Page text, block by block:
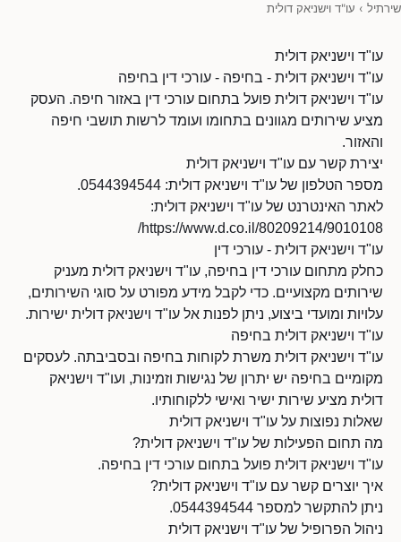
שירתיל › עו"ד וישניאק דולית
עו"ד וישניאק דולית
עו"ד וישניאק דולית - בחיפה - עורכי דין בחיפה
עו"ד וישניאק דולית פועל בתחום עורכי דין באזור חיפה. העסק
מציע שירותים מגוונים בתחומו ועומד לרשות תושבי חיפה
והאזור.
יצירת קשר עם עו"ד וישניאק דולית
מספר הטלפון של עו"ד וישניאק דולית: 0544394544.
לאתר האינטרנט של עו"ד וישניאק דולית:
https://www.d.co.il/80209214/9010108/
עו"ד וישניאק דולית - עורכי דין
כחלק מתחום עורכי דין בחיפה, עו"ד וישניאק דולית מעניק
שירותים מקצועיים. כדי לקבל מידע מפורט על סוגי השירותים,
עלויות ומועדי ביצוע, ניתן לפנות אל עו"ד וישניאק דולית ישירות.
עו"ד וישניאק דולית בחיפה
עו"ד וישניאק דולית משרת לקוחות בחיפה ובסביבתה. לעסקים
מקומיים בחיפה יש יתרון של נגישות וזמינות, ועו"ד וישניאק
דולית מציע שירות ישיר ואישי ללקוחותיו.
שאלות נפוצות על עו"ד וישניאק דולית
מה תחום הפעילות של עו"ד וישניאק דולית?
עו"ד וישניאק דולית פועל בתחום עורכי דין בחיפה.
איך יוצרים קשר עם עו"ד וישניאק דולית?
ניתן להתקשר למספר 0544394544.
ניהול הפרופיל של עו"ד וישניאק דולית